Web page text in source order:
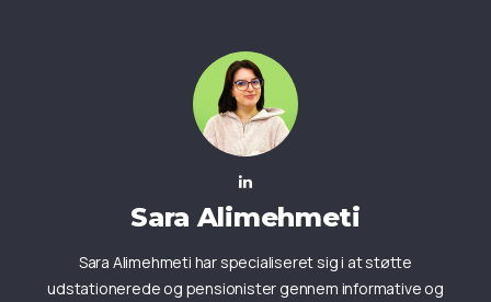
Sara Alimehmeti
Sara Alimehmeti har specialiseret sig i at støtte
udstationerede og pensionister gennem informative og